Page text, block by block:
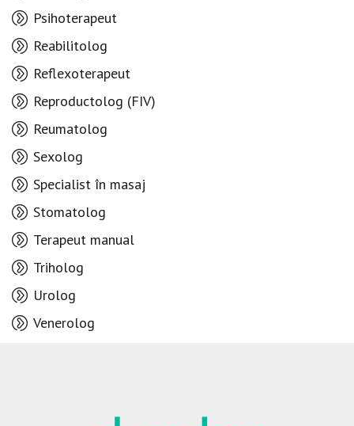
Psihoterapeut
Reabilitolog
Reflexoterapeut
Reproductolog (FIV)
Reumatolog
Sexolog
Specialist în masaj
Stomatolog
Terapeut manual
Triholog
Urolog
Venerolog